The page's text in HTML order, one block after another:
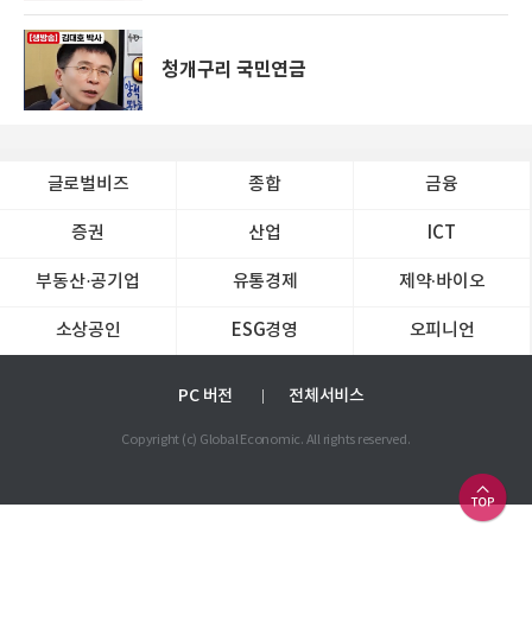
청개구리 국민연금
글로벌비즈 종합 금융
증권 산업 ICT
부동산·공기업 유통경제 제약∙바이오
소상공인 ESG경영 오피니언
PC 버전 전체서비스
Copyright (c) Global Economic. All rights reserved.